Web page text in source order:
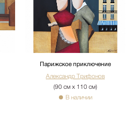
Парижское приключение
Александр Трифонов
(90 см х 110 см)
В наличии